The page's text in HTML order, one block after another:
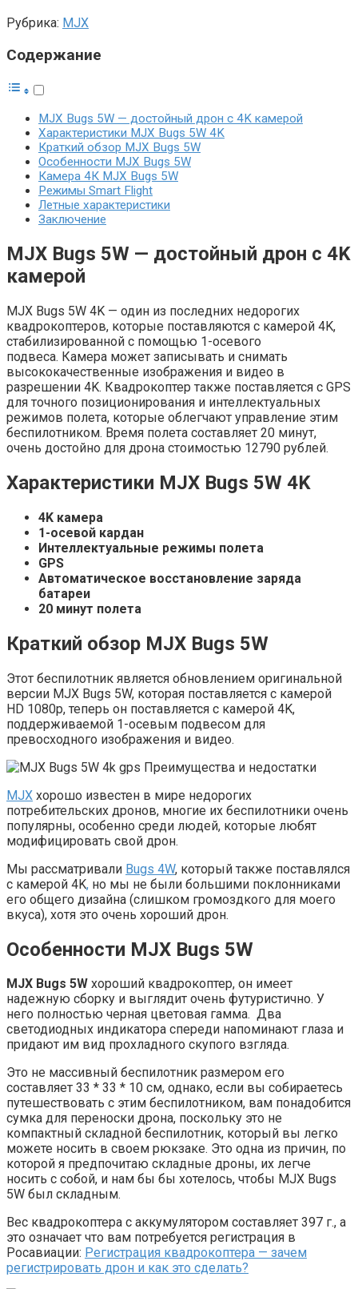
Рубрика: MJX
Содержание
MJX Bugs 5W — достойный дрон с 4K камерой
Характеристики MJX Bugs 5W 4K
Краткий обзор MJX Bugs 5W
Особенности MJX Bugs 5W
Камера 4К MJX Bugs 5W
Режимы Smart Flight
Летные характеристики
Заключение
MJX Bugs 5W — достойный дрон с 4K
камерой
MJX Bugs 5W 4K — один из последних недорогих
квадрокоптеров, которые поставляются с камерой 4K,
стабилизированной с помощью 1-осевого
подвеса. Камера может записывать и снимать
высококачественные изображения и видео в
разрешении 4K. Квадрокоптер также поставляется с GPS
для точного позиционирования и интеллектуальных
режимов полета, которые облегчают управление этим
беспилотником. Время полета составляет 20 минут,
очень достойно для дрона стоимостью 12790 рублей.
Характеристики MJX Bugs 5W 4K
4K камера
1-осевой кардан
Интеллектуальные режимы полета
GPS
Автоматическое восстановление заряда
батареи
20 минут полета
Краткий обзор MJX Bugs 5W
Этот беспилотник является обновлением оригинальной
версии MJX Bugs 5W, которая поставляется с камерой
HD 1080p, теперь он поставляется с камерой 4K,
поддерживаемой 1-осевым подвесом для
превосходного изображения и видео.
MJX хорошо известен в мире недорогих
потребительских дронов, многие их беспилотники очень
популярны, особенно среди людей, которые любят
модифицировать свой дрон.
Мы рассматривали Bugs 4W, который также поставлялся
с камерой 4K, но мы не были большими поклонниками
его общего дизайна (слишком громоздкого для моего
вкуса), хотя это очень хороший дрон.
Особенности MJX Bugs 5W
MJX Bugs 5W хороший квадрокоптер, он имеет
надежную сборку и выглядит очень футуристично. У
него полностью черная цветовая гамма. Два
светодиодных индикатора спереди напоминают глаза и
придают им вид прохладного скупого взгляда.
Это не массивный беспилотник размером его
составляет 33 * 33 * 10 см, однако, если вы собираетесь
путешествовать с этим беспилотником, вам понадобится
сумка для переноски дрона, поскольку это не
компактный складной беспилотник, который вы легко
можете носить в своем рюкзаке. Это одна из причин, по
которой я предпочитаю складные дроны, их легче
носить с собой, и нам бы бы хотелось, чтобы MJX Bugs
5W был складным.
Вес квадрокоптера с аккумулятором составляет 397 г., а
это означает что вам потребуется регистрация в
Росавиации: Регистрация квадрокоптера — зачем
регистрировать дрон и как это сделать?